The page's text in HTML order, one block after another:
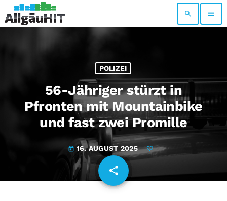
search menu
POLIZEI
56-Jähriger stürzt in
Pfronten mit Mountainbike
und fast zwei Promille
today 16. AUGUST 2025
share
email